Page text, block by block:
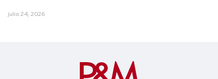
julio 24, 2026